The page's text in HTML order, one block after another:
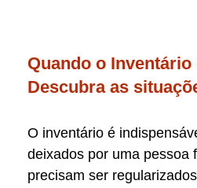
Quando o
Descubra as
O inventário é
deixados por uma pessoa
precisam ser